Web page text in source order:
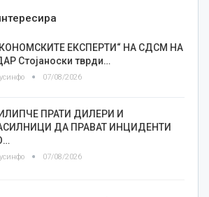
ЕКСПЕРТИ“ НА СДСМ НА
Стојаноски тврди…
07/08/2026
ПРАТИ ДИЛЕРИ И
ДА ПРАВАТ ИНЦИДЕНТИ
07/08/2026